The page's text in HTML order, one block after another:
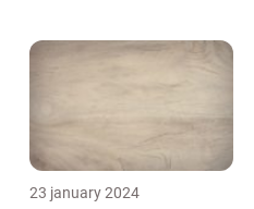
23 january 2024